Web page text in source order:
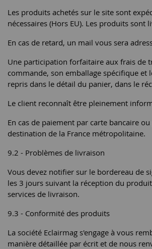
Les produits achetés sur le site sont
nécessaires (Hors EU). Les produits
En cas de retard, un mail vous sera
Une participation forfaitaire aux frais de
commande, son emballage spécifique
repris dans le détail du panier, dans le
Le client reconnaît être pleinement
En cas de paiement par carte bancaire
destination de la France métropolitaine.
9.2 - Problèmes de livraison
Vous devez notifier sur le bordereau de
les 3 jours suivant la réception du
services de livraison.
9.3 - Conformité des produits
La société Eclairmag s'engage à vous
manière détaillée par écrit et de nous